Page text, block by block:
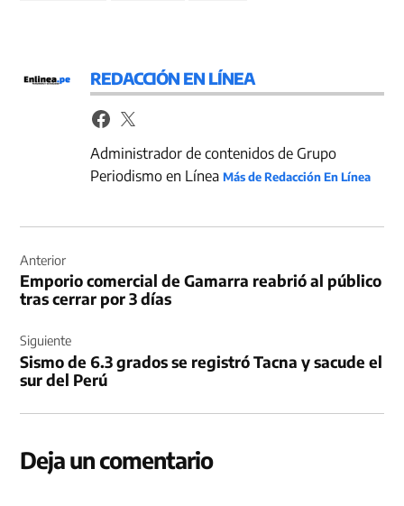
REDACCIÓN EN LÍNEA
Administrador de contenidos de Grupo
Periodismo en LíneaMás de Redacción En Línea
de
entradas
Anterior
Emporio comercial de Gamarra reabrió al público
tras cerrar por 3 días
Siguiente
Sismo de 6.3 grados se registró Tacna y sacude el
sur del Perú
Deja un comentario